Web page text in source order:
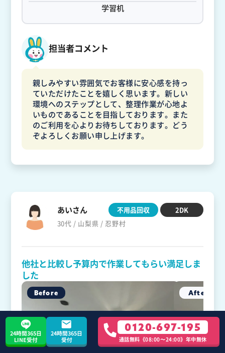
学習机
担当者コメント
親しみやすい雰囲気でお客様に安心感を持っ
ていただけたことを嬉しく思います。新しい
環境へのステップとして、整理作業が心地よ
いものであることを目指しております。また
のご利用を心よりお待ちしております。どう
ぞよろしくお願い申し上げます。
あいさん
30代 / 山梨県 / 忍野村
不用品回収 2DK
他社と比較し予算内で作業してもらい満足しま
した
24時間365日
LINE受付
24時間365日
受付
0120-697-195
通話無料《08:00〜24:00》年中無休